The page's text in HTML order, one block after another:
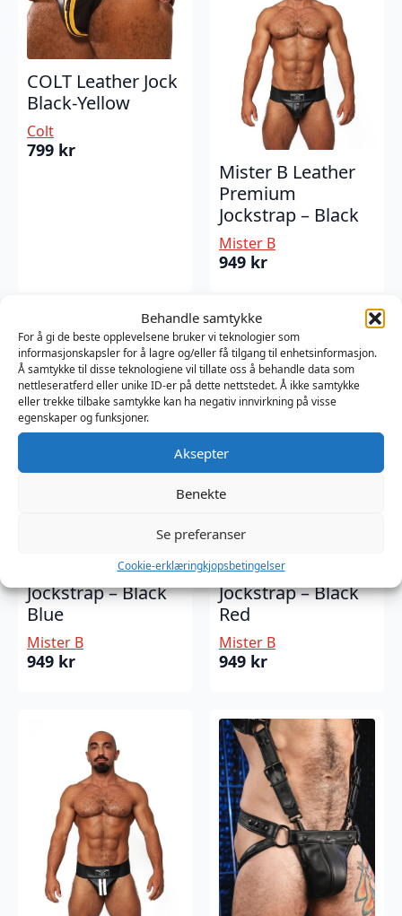
Behandle samtykke
For å gi de beste opplevelsene bruker vi teknologier som
informasjonskapsler for å lagre og/eller få tilgang til enhetsinformasjon.
Å samtykke til disse teknologiene vil tillate oss å behandle data som
nettleseratferd eller unike ID-er på dette nettstedet. Å ikke samtykke
eller trekke tilbake samtykke kan ha negativ innvirkning på visse
egenskaper og funksjoner.
Aksepter
Benekte
Se preferanser
Cookie-erklæringkjopsbetingelser
COLT Leather Jock
Black-Yellow
Colt
799 kr
Mister B Leather
Premium
Jockstrap – Black
Mister B
949 kr
Jockstrap – Black
Blue
Mister B
949 kr
Premium
Jockstrap – Black
Red
Mister B
949 kr